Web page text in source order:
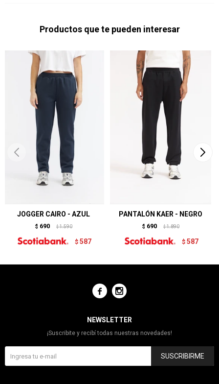
Productos que te pueden interesar
JOGGER CAIRO - AZUL
$ 690 $ 1.590
$ 587
PANTALÓN KAER - NEGRO
$ 690 $ 1.890
$ 587
 
NEWSLETTER
¡Suscribite y recibí todas nuestras novedades!
SUSCRIBIRME